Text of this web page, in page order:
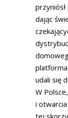
dając
udali się
W
i
tej